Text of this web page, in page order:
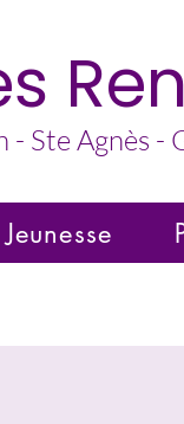
Ste Agnès -
Jeunesse